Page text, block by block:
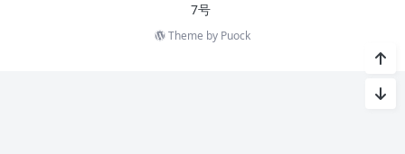
7号
Theme by Puock